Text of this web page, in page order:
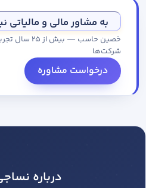
به مشاور مالی و مالیاتی
حَصین حاسب —
شرکت‌ها
درخواست مشاوره
درباره